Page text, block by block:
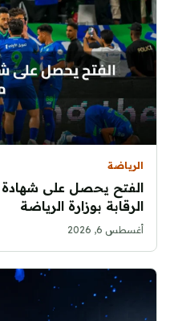
الرياضة
الفتح يحصل على شهادة
الرقابة بوزارة الرياضة
أغسطس 6, 2026